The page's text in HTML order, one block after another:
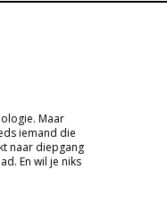
Maar
iemand die
naar diepgang
En wil je niks